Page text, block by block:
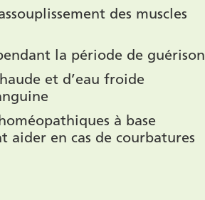
des muscles
la période de guérison
et d’eau froide
à base
aider en cas de courbatures